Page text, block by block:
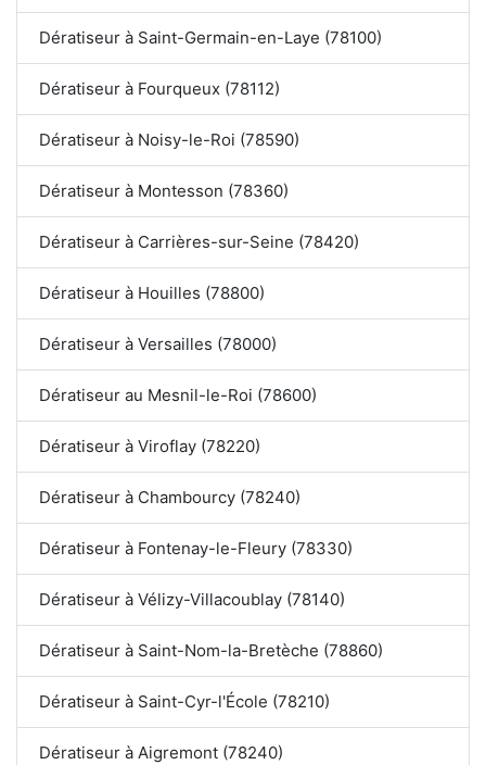
Dératiseur à Saint-Germain-en-Laye (78100)
Dératiseur à Fourqueux (78112)
Dératiseur à Noisy-le-Roi (78590)
Dératiseur à Montesson (78360)
Dératiseur à Carrières-sur-Seine (78420)
Dératiseur à Houilles (78800)
Dératiseur à Versailles (78000)
Dératiseur au Mesnil-le-Roi (78600)
Dératiseur à Viroflay (78220)
Dératiseur à Chambourcy (78240)
Dératiseur à Fontenay-le-Fleury (78330)
Dératiseur à Vélizy-Villacoublay (78140)
Dératiseur à Saint-Nom-la-Bretèche (78860)
Dératiseur à Saint-Cyr-l'École (78210)
Dératiseur à Aigremont (78240)